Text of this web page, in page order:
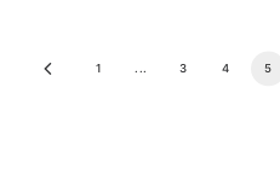
1 ... 3 4 5